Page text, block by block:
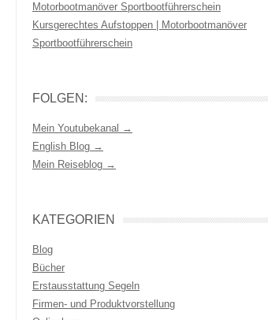
Motorbootmanöver Sportbootführerschein
Kursgerechtes Aufstoppen | Motorbootmanöver
Sportbootführerschein
FOLGEN:
Mein Youtubekanal →
English Blog →
Mein Reiseblog →
KATEGORIEN
Blog
Bücher
Erstausstattung Segeln
Firmen- und Produktvorstellung